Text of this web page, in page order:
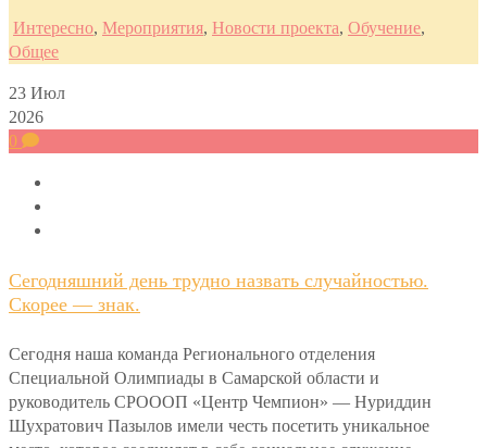
Интересно, Мероприятия, Новости проекта, Обучение,
Общее
23 Июл
2026
0
Сегодняшний день трудно назвать случайностью.
Скорее — знак.
Сегодня наша команда Регионального отделения
Специальной Олимпиады в Самарской области и
руководитель СРОООП «Центр Чемпион» — Нуриддин
Шухратович Пазылов имели честь посетить уникальное